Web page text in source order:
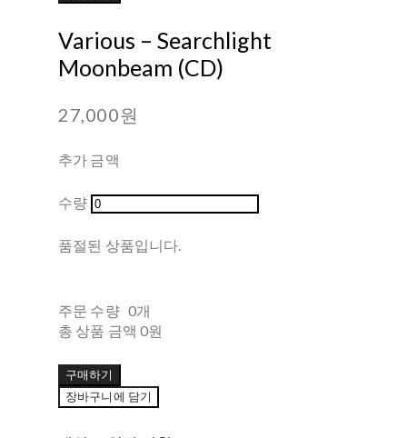
Various – Searchlight
Moonbeam (CD)
27,000원
추가 금액
수량
품절된 상품입니다.
주문 수량 0개
총 상품 금액 0원
구매하기
장바구니에 담기